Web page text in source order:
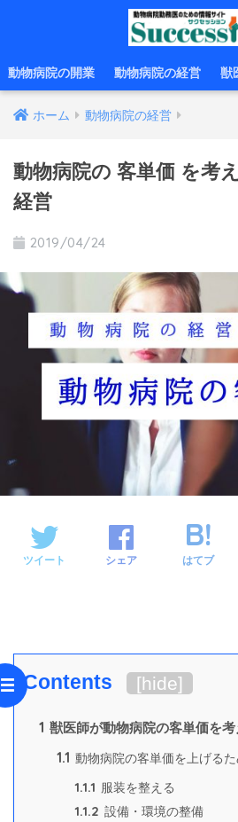
動物病院の開業 動物病院の経営 獣
ホーム 動物病院の経営
動物病院の 客単価 を考
経営
2019/04/24
ツイート シェア はてブ
Contents [hide]
1 獣医師が動物病院の客単価を考
1.1 動物病院の客単価を上げる
1.1.1 服装を整える
1.1.2 設備・環境の整備